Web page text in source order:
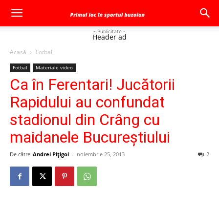
- Publicitate -
Header ad
Acasă Fotbal
Fotbal Materiale video
Ca în Ferentari! Jucătorii
Rapidului au confundat
stadionul din Crâng cu
maidanele Bucureştiului
De către Andrei Pițigoi - noiembrie 25, 2013 2